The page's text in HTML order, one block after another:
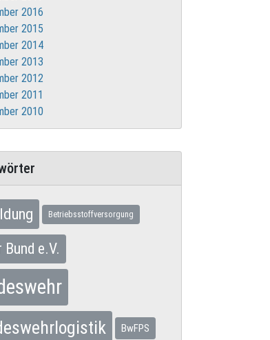
2016
2015
2014
2013
2012
2011
2010
Betriebsstoffversorgung
Bund e.V.
BwFPS